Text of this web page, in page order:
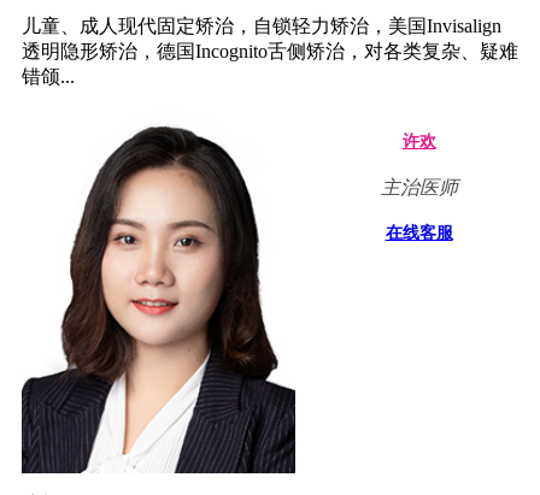
儿童、成人现代固定矫治，自锁轻力矫治，美国Invisalign
透明隐形矫治，德国Incognito舌侧矫治，对各类复杂、疑难
错颌...
许欢
主治医师
在线客服